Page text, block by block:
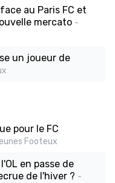
au Paris FC et
mercato -
un joueur de
pour le FC
Footeux
en passe de
de l'hiver ? -